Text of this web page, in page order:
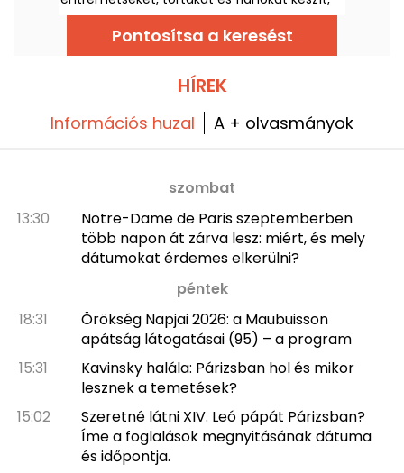
mindent otthon készítve, egyedi
megrendelésre. Megkóstoltuk a 2026 nyárra
szóló gyümölcsös nyári kollekcióját, és
elkalauzolunk az ő felfedező útjára.
Pontosítsa a keresést
HÍREK
Információs huzal A + olvasmányok
szombat
13:30
Notre-Dame de Paris szeptemberben
több napon át zárva lesz: miért, és mely
dátumokat érdemes elkerülni?
péntek
18:31
Örökség Napjai 2026: a Maubuisson
apátság látogatásai (95) – a program
15:31
Kavinsky halála: Párizsban hol és mikor
lesznek a temetések?
15:02
Szeretné látni XIV. Leó pápát Párizsban?
Íme a foglalások megnyitásának dátuma
és időpontja.